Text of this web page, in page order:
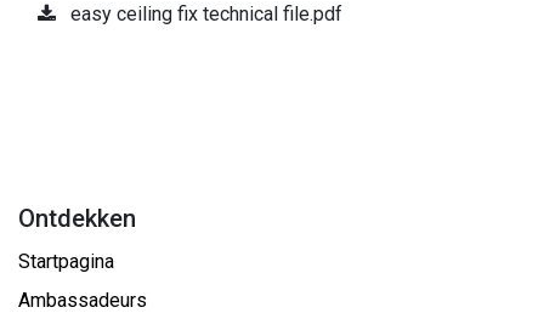
easy ceiling fix technical file.pdf
Ontdekken
Startpagina
Ambassadeurs